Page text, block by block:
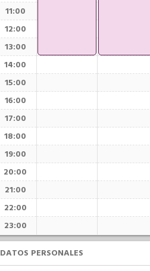
11:00
12:00
13:00
14:00
15:00
16:00
17:00
18:00
19:00
20:00
21:00
22:00
23:00
DATOS PERSONALES